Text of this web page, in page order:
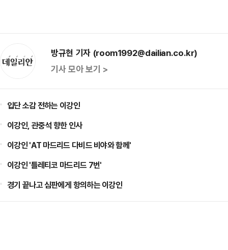
방규현 기자 (room1992@dailian.co.kr)
기사 모아 보기 >
입단 소감 전하는 이강인
이강인, 관중석 향한 인사
이강인 'AT 마드리드 다비드 비야와 함께'
이강인 '틀레티코 마드리드 7번'
경기 끝나고 심판에게 항의하는 이강인